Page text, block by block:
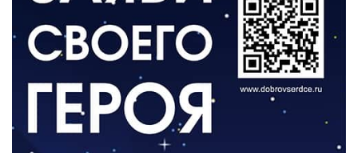
День памяти и «Симфония народов»
06.08.2026
Новый настил на экотропе
05.08.2026